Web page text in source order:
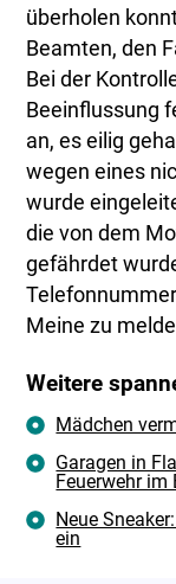
überholen
Beamten, den
Bei der
Beeinflussung
an, es eilig
wegen eines
wurde
die von dem
gefährdet
Meine zu
Weitere
Mädchen
Garagen in
Feuerwehr im
Neue
ein